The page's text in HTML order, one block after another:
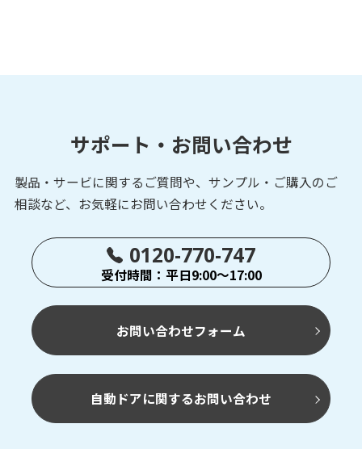
サポート・お問い合わせ
製品・サービに関するご質問や、サンプル・ご購入の ご
相談など、お気軽にお問い合わせください。
0120-770-747
受付時間：平日9:00～17:00
お問い合わせフォーム
自動ドアに関するお問い合わせ